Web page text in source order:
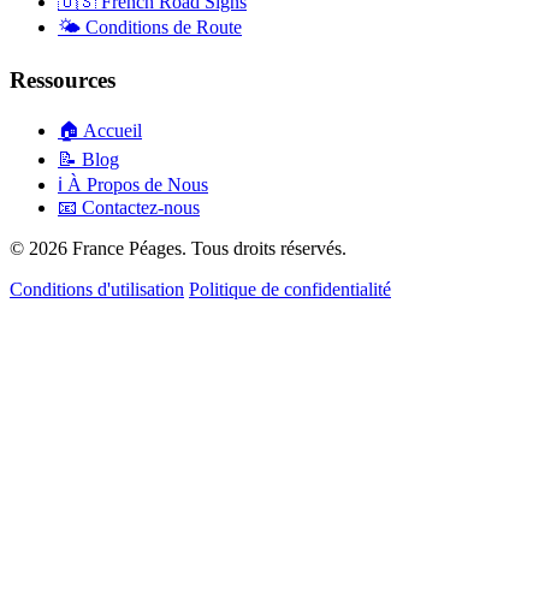
🌤️ Conditions de Route
Ressources
🏠 Accueil
📝 Blog
ℹ️ À Propos de Nous
📧 Contactez-nous
© 2026 France Péages. Tous droits réservés.
Conditions d'utilisation Politique de confidentialité